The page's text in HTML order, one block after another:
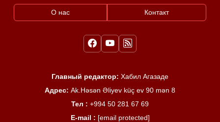
О нас Контакт
Главный редактор: Хабил Агазаде
Адрес: Ak.Həsən Əliyev küç ev 90 mən 8
Тел : +994 50 281 67 69
E-mail : [email protected]